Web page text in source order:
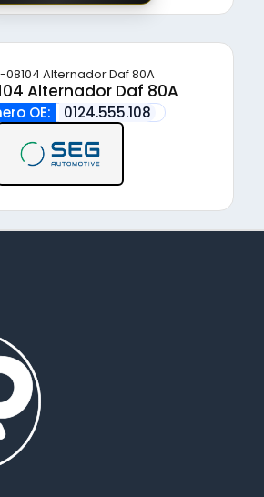
Alternador Daf 80A
OE: 0124.555.108